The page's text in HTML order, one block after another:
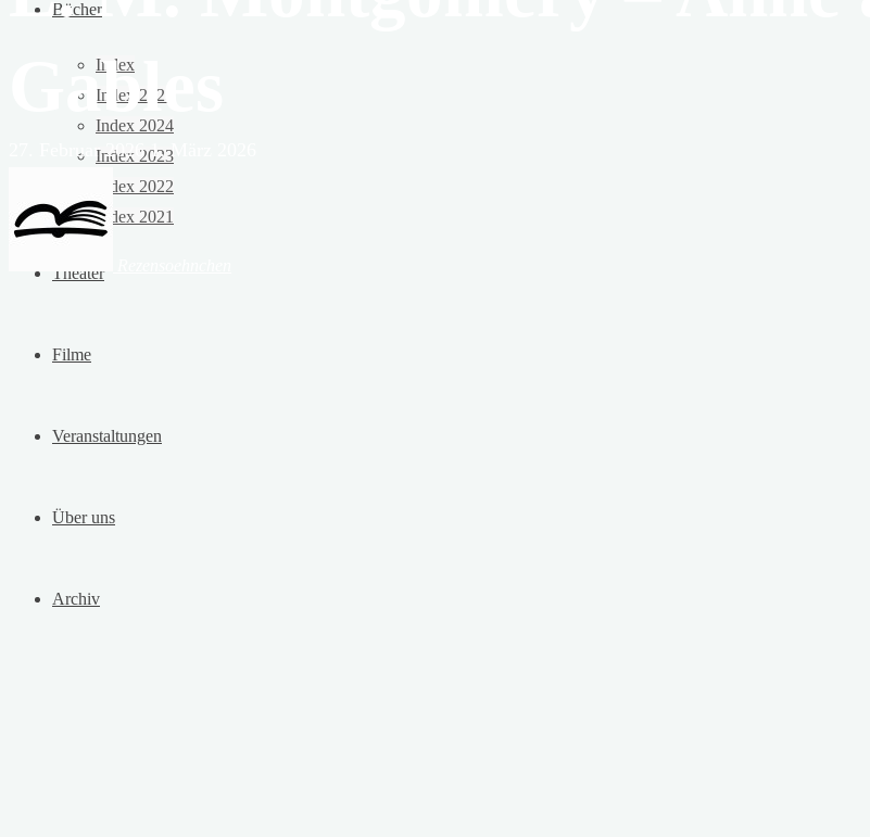
Bücher
Index
Index 2025
Index 2024
Index 2023
Index 2022
Index 2021
Theater
Filme
Veranstaltungen
Über uns
Archiv
Gables
27. Februar 20261. März 2026